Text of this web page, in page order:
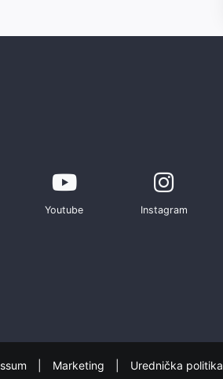
Youtube Instagram
Marketing Urednička politika